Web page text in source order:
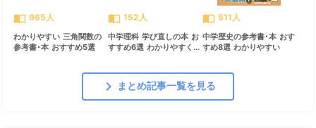
import_contacts 965人
わかりやすい 三角関数の
参考書･本 おすすめ5選
import_contacts 152人
中学理科 学び直しの本 お
すすめ6選 わかりやすく...
import_contacts 511人
中学歴史の参考書･本 おす
すめ8選 わかりやすい
chevron_right まとめ記事一覧を見る